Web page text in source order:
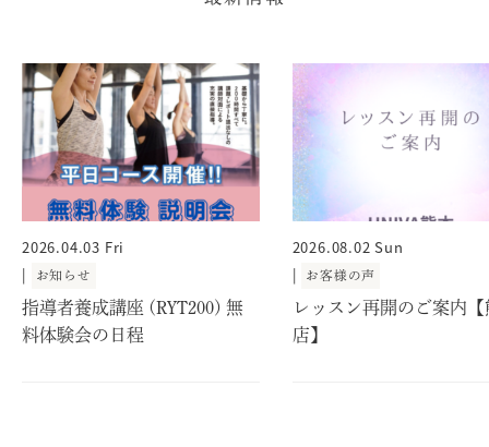
2026.04.03 Fri
|
お知らせ
指導者養成講座 (RYT200) 無
料体験会の日程
2026.08.02 Sun
|
お客様の声
レッスン再開のご案内【
店】